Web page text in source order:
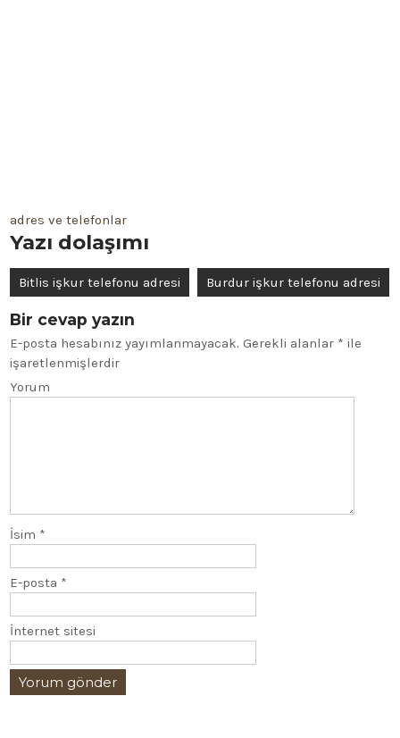
adres ve telefonlar
Yazı dolaşımı
Bitlis işkur telefonu adresi Burdur işkur telefonu adresi
Bir cevap yazın
E-posta hesabınız yayımlanmayacak. Gerekli alanlar * ile
işaretlenmişlerdir
Yorum
İsim *
E-posta *
İnternet sitesi